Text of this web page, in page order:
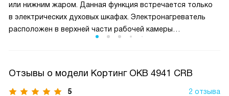
или нижним жаром. Данная функция встречается только
в электрических духовых шкафах. Электронагреватель
расположен в верхней части рабочей камеры
Отзывы о модели Кортинг OKB 4941 CRB
5 2 отзыва